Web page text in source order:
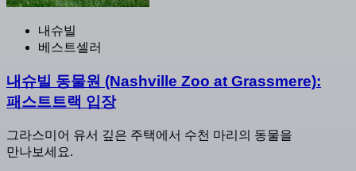
내슈빌
베스트셀러
내슈빌 동물원 (Nashville Zoo at Grassmere):
패스트트랙 입장
그라스미어 유서 깊은 주택에서 수천 마리의 동물을
만나보세요.